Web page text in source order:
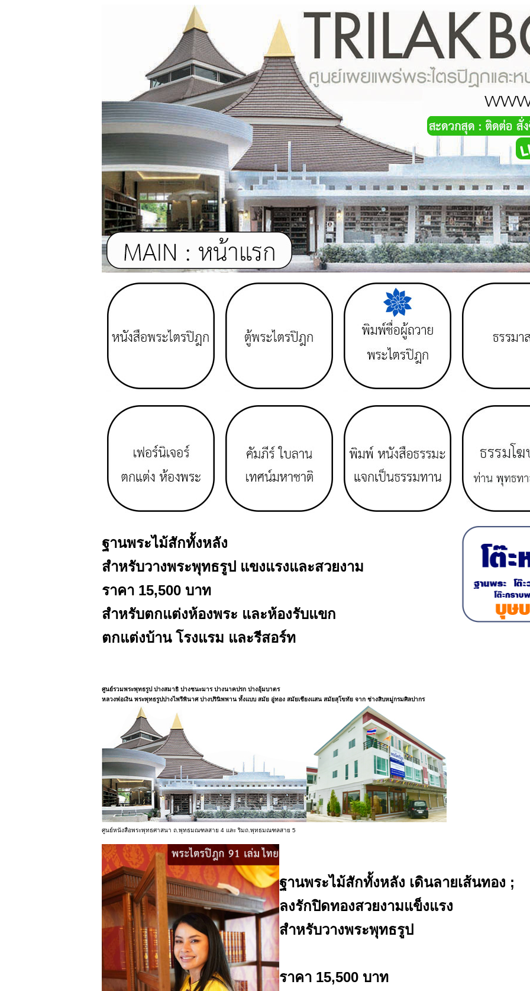
ฐานพระไม้สักทั้งหลัง
สำหรับวางพระพุทธรูป แขงแรงและสวยงาม
ราคา 15,500 บาท
สำหรับตกแต่งห้องพระ และห้องรับแขก
ตกแต่งบ้าน โรงแรม และรีสอร์ท
ศูนย์รวมพระพุทธรูป ปางสมาธิ ปางชนะมาร ปางนาคปรก ปางอุ้มบาตร
หลวงพ่อเงิน พระพุทธรูปปางไพรีพินาศ ปางปรินิพพาน ทั้งแบบ สมัย อู่ทอง สมัยเชียงแสน สมัยสุโขทัย จาก ช่างสิบหมู่กรมศิลปากร
ศูนย์หนังสือพระพุทธศาสนา ถ.พุทธมณฑลสาย 4 และ ริมถ.พุทธมณฑลสาย 5
ฐานพระไม้สักทั้งหลัง เดินลายเส้นทอง ;
ลงรักปิดทองสวยงามแข็งแรง
สำหรับวางพระพุทธรูป
ราคา 15,500 บาท